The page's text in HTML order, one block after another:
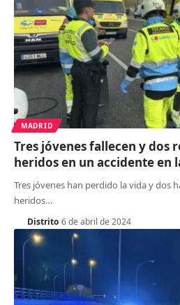
MADRID
Tres jóvenes fallecen y dos
heridos en un accidente en
Tres jóvenes han perdido la vida y dos
heridos…
Distrito 6 de abril de 2024